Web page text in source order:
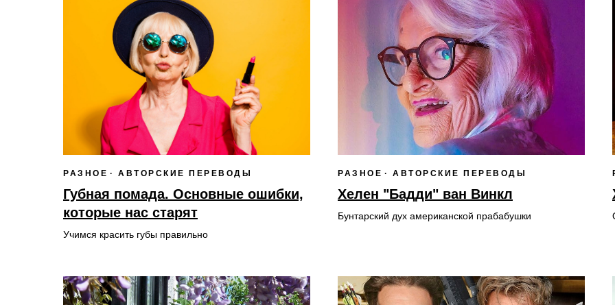
РАЗНОЕ АВТОРСКИЕ ПЕРЕВОДЫ
Губная помада. Основные ошибки,
которые нас старят
Учимся красить губы правильно
РАЗНОЕ АВТОРСКИЕ ПЕРЕВОДЫ
Хелен "Бадди" ван Винкл
Бунтарский дух американской прабабушки